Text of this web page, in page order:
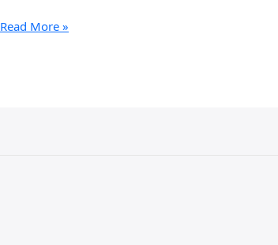
Mali
Read More »